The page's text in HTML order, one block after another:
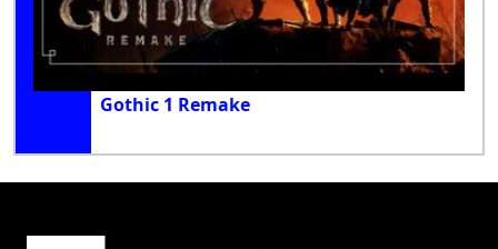
Gothic 1 Remake